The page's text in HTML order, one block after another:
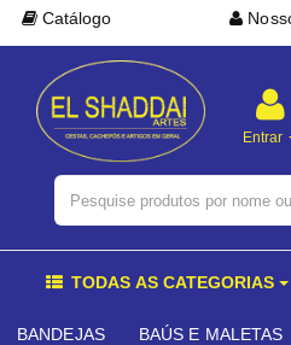
Catálogo
Entrar
TODAS AS CATEGORIAS
BANDEJAS BAÚS E MALETAS